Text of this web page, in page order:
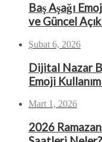
Baş Aşağı
ve Güncel
Şubat 6, 2026
Dijital Nazar
Emoji
Mart 1, 2026
2026